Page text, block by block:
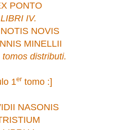
PONTO
LIBRI IV.
NOVIS
MINELLII
distributi.
1er tomo :]
NASONIS